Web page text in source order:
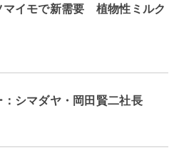
マイモで新需要 植物性ミルク
：シマダヤ・岡田賢二社長